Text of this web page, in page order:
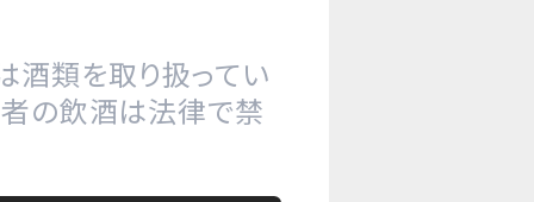
酒類を取り扱ってい
の飲酒は法律で禁